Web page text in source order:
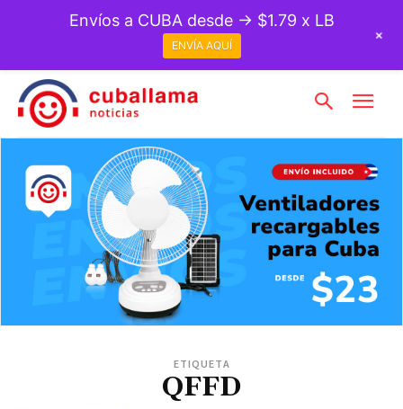
ETIQUETA
QFFD
Envíos a CUBA desde → $1.79 x LB
ENVÍA AQUÍ
+